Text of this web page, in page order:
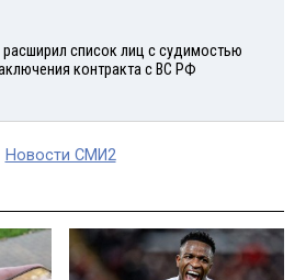
расширил список лиц с судимостью
контракта с ВС РФ
Новости СМИ2